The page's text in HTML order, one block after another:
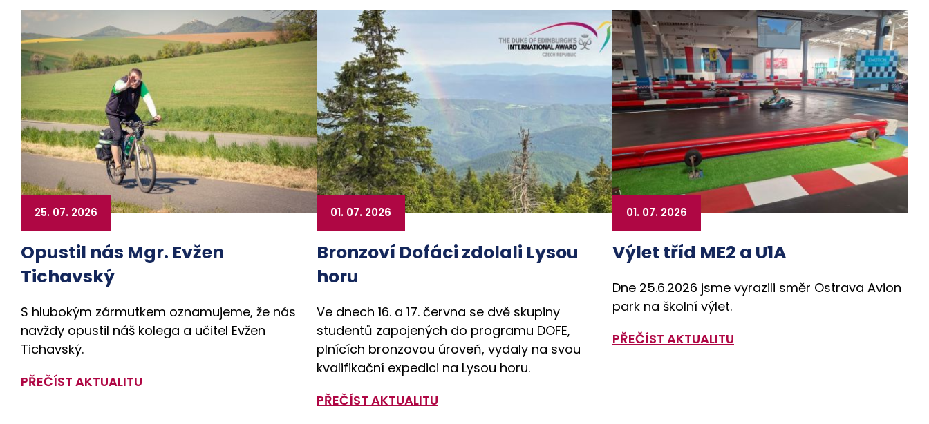
Opustil nás Mgr. Evžen
Tichavský
25. 07. 2026
S hlubokým zármutkem oznamujeme, že nás
navždy opustil náš kolega a učitel Evžen
Tichavský.
PŘEČÍST AKTUALITU
Bronzoví Dofáci zdolali Lysou
horu
01. 07. 2026
Ve dnech 16. a 17. června se dvě skupiny
studentů zapojených do programu DOFE,
plnících bronzovou úroveň, vydaly na svou
kvalifikační expedici na Lysou horu.
PŘEČÍST AKTUALITU
Výlet tříd ME2 a U1A
01. 07. 2026
Dne 25.6.2026 jsme vyrazili směr Ostrava Avion
park na školní výlet.
PŘEČÍST AKTUALITU